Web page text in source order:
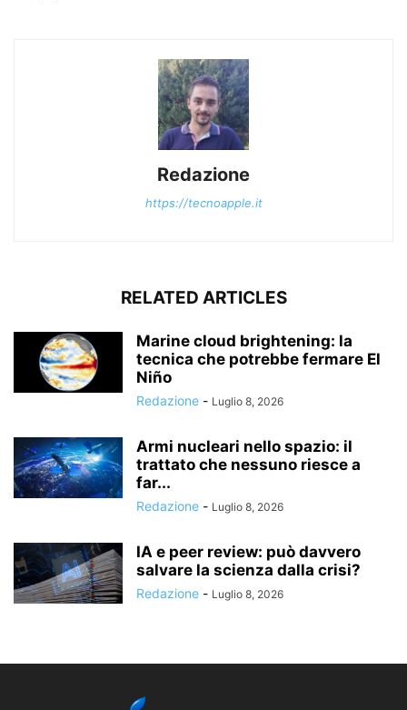
Redazione
https://tecnoapple.it
RELATED ARTICLES
Marine cloud brightening: la
tecnica che potrebbe fermare El
Niño
Redazione - Luglio 8, 2026
Armi nucleari nello spazio: il
trattato che nessuno riesce a
far...
Redazione - Luglio 8, 2026
IA e peer review: può davvero
salvare la scienza dalla crisi?
Redazione - Luglio 8, 2026